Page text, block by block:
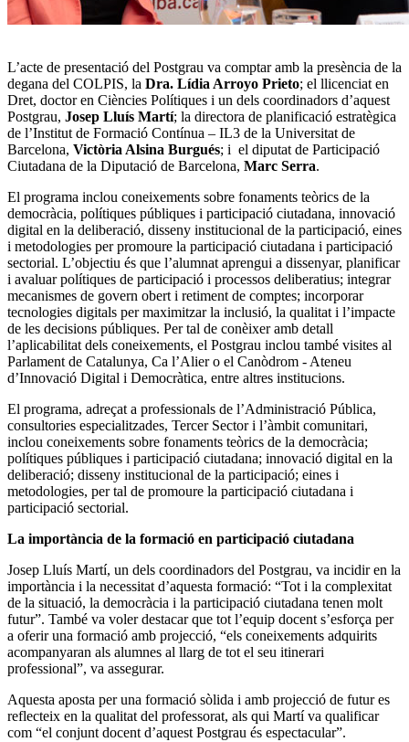
L’acte de presentació del Postgrau va comptar amb la presència de la
degana del COLPIS, la Dra. Lídia Arroyo Prieto; el llicenciat en
Dret, doctor en Ciències Polítiques i un dels coordinadors d’aquest
Postgrau, Josep Lluís Martí; la directora de planificació estratègica
de l’Institut de Formació Contínua – IL3 de la Universitat de
Barcelona, Victòria Alsina Burgués; i el diputat de Participació
Ciutadana de la Diputació de Barcelona, Marc Serra.
El programa inclou coneixements sobre fonaments teòrics de la
democràcia, polítiques públiques i participació ciutadana, innovació
digital en la deliberació, disseny institucional de la participació, eines
i metodologies per promoure la participació ciutadana i participació
sectorial. L’objectiu és que l’alumnat aprengui a dissenyar, planificar
i avaluar polítiques de participació i processos deliberatius; integrar
mecanismes de govern obert i retiment de comptes; incorporar
tecnologies digitals per maximitzar la inclusió, la qualitat i l’impacte
de les decisions públiques. Per tal de conèixer amb detall
l’aplicabilitat dels coneixements, el Postgrau inclou també visites al
Parlament de Catalunya, Ca l’Alier o el Canòdrom - Ateneu
d’Innovació Digital i Democràtica, entre altres institucions.
El programa, adreçat a professionals de l’Administració Pública,
consultories especialitzades, Tercer Sector i l’àmbit comunitari,
inclou coneixements sobre fonaments teòrics de la democràcia;
polítiques públiques i participació ciutadana; innovació digital en la
deliberació; disseny institucional de la participació; eines i
metodologies, per tal de promoure la participació ciutadana i
participació sectorial.
La importància de la formació en participació ciutadana
Josep Lluís Martí, un dels coordinadors del Postgrau, va incidir en la
importància i la necessitat d’aquesta formació: “Tot i la complexitat
de la situació, la democràcia i la participació ciutadana tenen molt
futur”. També va voler destacar que tot l’equip docent s’esforça per
a oferir una formació amb projecció, “els coneixements adquirits
acompanyaran als alumnes al llarg de tot el seu itinerari
professional”, va assegurar.
Aquesta aposta per una formació sòlida i amb projecció de futur es
reflecteix en la qualitat del professorat, als qui Martí va qualificar
com “el conjunt docent d’aquest Postgrau és espectacular”.